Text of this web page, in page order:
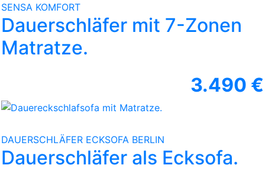
SENSA KOMFORT
Dauerschläfer mit 7-Zonen
Matratze.
3.490 €
DAUERSCHLÄFER ECKSOFA BERLIN
Dauerschläfer als Ecksofa.